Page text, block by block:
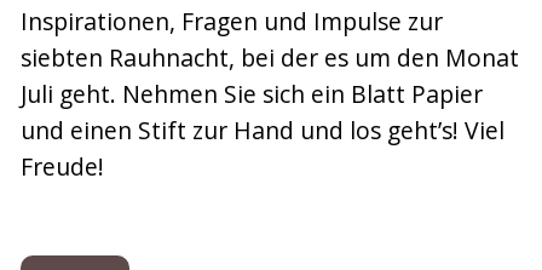
Inspirationen, Fragen und Impulse zur
siebten Rauhnacht, bei der es um den Monat
Juli geht. Nehmen Sie sich ein Blatt Papier
und einen Stift zur Hand und los geht’s! Viel
Freude!